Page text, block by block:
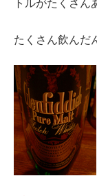
トルがたくさん
たくさん飲んだ